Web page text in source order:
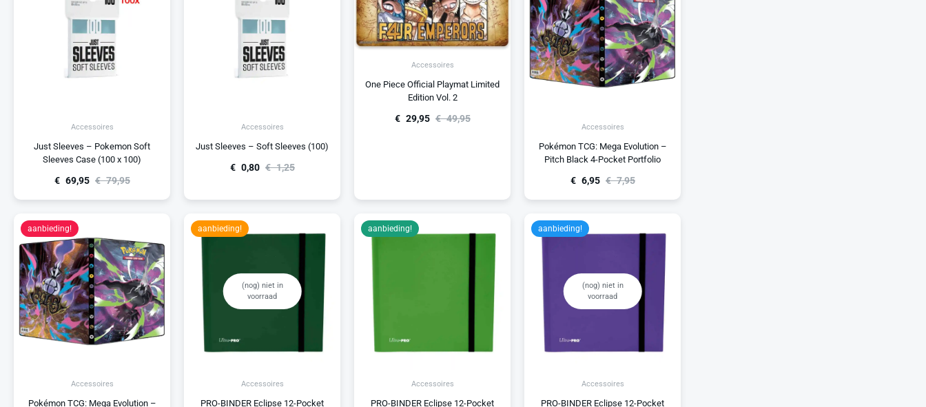
Accessoires
Just Sleeves – Pokemon Soft
Sleeves Case (100 x 100)
€ 79,95
€ 69,95
Accessoires
Just Sleeves – Soft Sleeves (100)
€ 1,25
€ 0,80
Accessoires
One Piece Official Playmat Limited
Edition Vol. 2
€ 49,95
€ 29,95
Accessoires
Pokémon TCG: Mega Evolution –
Pitch Black 4-Pocket Portfolio
€ 7,95
€ 6,95
Accessoires
Pokémon TCG: Mega Evolution –
aanbieding!
(nog) niet in
voorraad
Accessoires
PRO-BINDER Eclipse 12-Pocket
aanbieding!
Accessoires
PRO-BINDER Eclipse 12-Pocket
aanbieding!
(nog) niet in
voorraad
Accessoires
PRO-BINDER Eclipse 12-Pocket
aanbieding!